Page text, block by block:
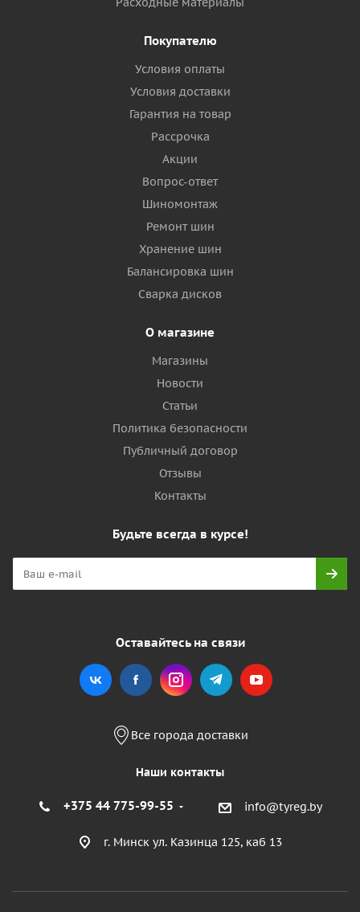
Покупателю
Условия оплаты
Условия доставки
Гарантия на товар
Рассрочка
Акции
Вопрос-ответ
Шиномонтаж
Ремонт шин
Хранение шин
Балансировка шин
Сварка дисков
О магазине
Магазины
Новости
Статьи
Политика безопасности
Публичный договор
Отзывы
Контакты
Будьте всегда в курсе!
Оставайтесь на связи
Все города доставки
Наши контакты
+375 44 775-99-55 info@tyreg.by
г. Минск ул. Казинца 125, каб 13